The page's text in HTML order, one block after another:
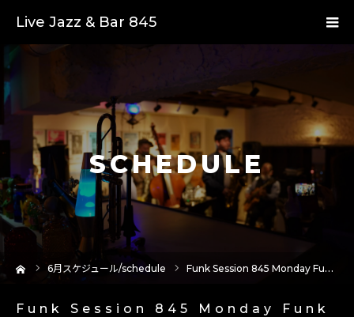
Live Jazz & Bar 845
SCHEDULE
6月スケジュール/schedule Funk Session 845 Monday Funk Session
Funk Session 845 Monday Funk